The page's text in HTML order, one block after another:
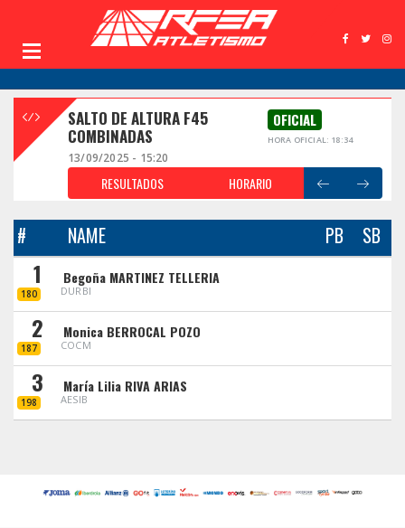
SALTO DE ALTURA F45
COMBINADAS
OFICIAL
HORA OFICIAL: 18:34
13/09/2025 - 15:20
RESULTADOS HORARIO
# NAME PB SB
1
180
Begoña MARTINEZ TELLERIA
DURBI
2
187
Monica BERROCAL POZO
COCM
3
198
María Lilia RIVA ARIAS
AESIB